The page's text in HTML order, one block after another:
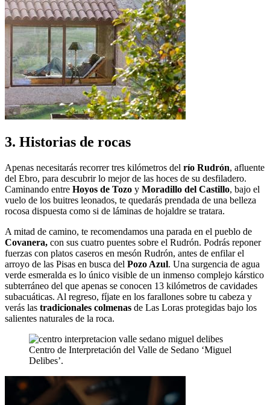
3. Historias de rocas
Apenas necesitarás recorrer tres kilómetros del río Rudrón, afluente
del Ebro, para descubrir lo mejor de las hoces de su desfiladero.
Caminando entre Hoyos de Tozo y Moradillo del Castillo, bajo el
vuelo de los buitres leonados, te quedarás prendada de una belleza
rocosa dispuesta como si de láminas de hojaldre se tratara.
A mitad de camino, te recomendamos una parada en el pueblo de
Covanera, con sus cuatro puentes sobre el Rudrón. Podrás reponer
fuerzas con platos caseros en mesón Rudrón, antes de enfilar el
arroyo de las Pisas en busca del Pozo Azul. Una surgencia de agua
verde esmeralda es lo único visible de un inmenso complejo kárstico
subterráneo del que apenas se conocen 13 kilómetros de cavidades
subacuáticas. Al regreso, fíjate en los farallones sobre tu cabeza y
verás las tradicionales colmenas de Las Loras protegidas bajo los
salientes naturales de la roca.
Centro de Interpretación del Valle de Sedano ‘Miguel
Delibes’.